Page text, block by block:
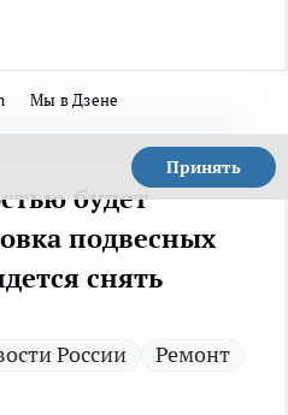
Мы в Дзене
Принять
будет
подвесных
снять
России Ремонт